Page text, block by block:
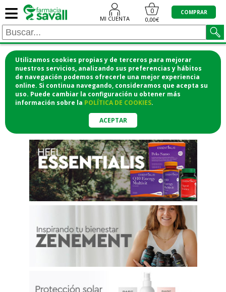
Utilizamos cookies propias y de terceros para mejorar
nuestros servicios, analizando sus preferencias y hábitos
de navegación podemos ofrecerle una mejor experiencia
online. Si continua navegando, consideramos que acepta su
uso. Puede cambiar la configuración u obtener más
información sobre la POLÍTICA DE COOKIES.
ACEPTAR
≡ MI CUENTA
0
0,00€
COMPRAR
¡COMPRA CÓMODAMENTE
DESDE CASA Y RECOGE EN LA
FARMACIA!o si lo prefieres te lo mandamos
a casa